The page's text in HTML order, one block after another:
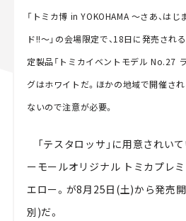
「トミカ博 in YOKOHAMA ～さあ、は
ド!!～」の会場限定で、18日に発売され
定製品「トミカイベントモデル No.27
グはホワイトだ。ほかの地域で開催さ
ないので注意が必要。
「テスタロッサ」に用意されい
ーモールオリジナル トミカプレミ
エロー。が8月25日(土)から発売
別)だ。